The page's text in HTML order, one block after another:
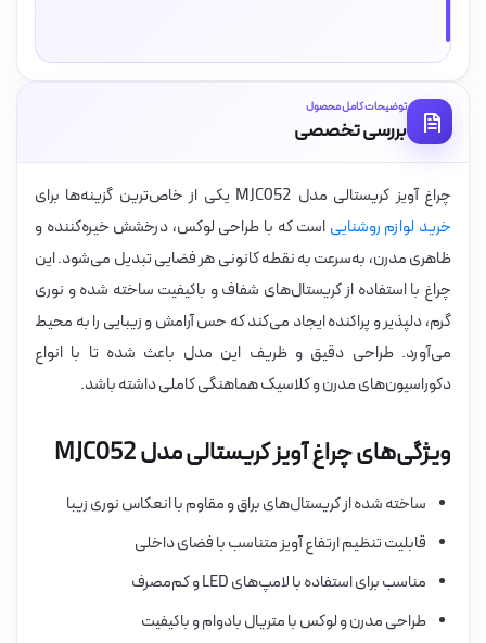
توضیحات کامل محصول
بررسی تخصصی
چراغ آویز کریستالی مدل MJC052 یکی از خاص‌ترین گزینه‌ها برای
خرید لوازم روشنایی است که با طراحی لوکس، درخشش خیره‌کننده و
ظاهری مدرن، به‌سرعت به نقطه کانونی هر فضایی تبدیل می‌شود. این
چراغ با استفاده از کریستال‌های شفاف و باکیفیت ساخته شده و نوری
گرم، دلپذیر و پراکنده ایجاد می‌کند که حس آرامش و زیبایی را به محیط
می‌آورد. طراحی دقیق و ظریف این مدل باعث شده تا با انواع
دکوراسیون‌های مدرن و کلاسیک هماهنگی کاملی داشته باشد.
ویژگی‌های چراغ آویز کریستالی مدل MJC052
ساخته شده از کریستال‌های براق و مقاوم با انعکاس نوری زیبا
قابلیت تنظیم ارتفاع آویز متناسب با فضای داخلی
مناسب برای استفاده با لامپ‌های LED و کم‌مصرف
طراحی مدرن و لوکس با متریال بادوام و باکیفیت